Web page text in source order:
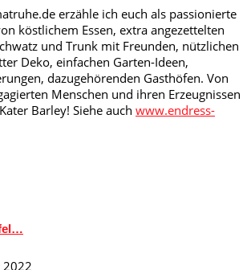
erzähle ich euch als passionierte
köstlichem Essen, extra angezettelten
und Trunk mit Freunden, nützlichen
Deko, einfachen Garten-Ideen,
dazugehörenden Gasthöfen. Von
Menschen und ihren Erzeugnissen
Barley! Siehe auch www.endress-
2022